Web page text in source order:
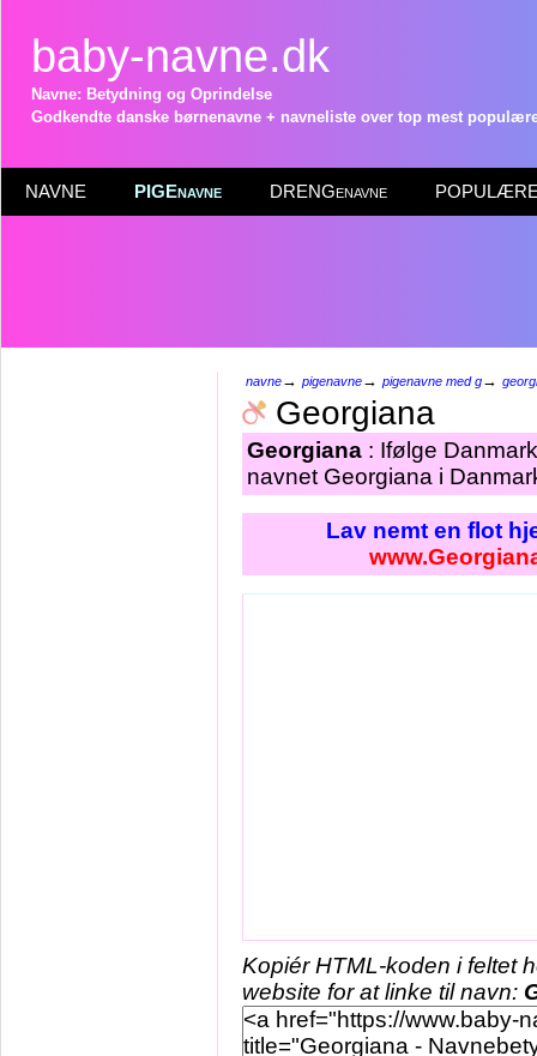
baby-navne.dk
Navne: Betydning og Oprindelse
Godkendte danske børnenavne + navneliste over top mest
NAVNE PIGEnavne DRENGenavne POPULÆRE
navne→ pigenavne→ pigenavne med g→
Georgiana
Georgiana : Ifølge
navnet Georgiana i
Lav nemt en flot
Kopiér HTML-koden i feltet
website for at linke til navn: